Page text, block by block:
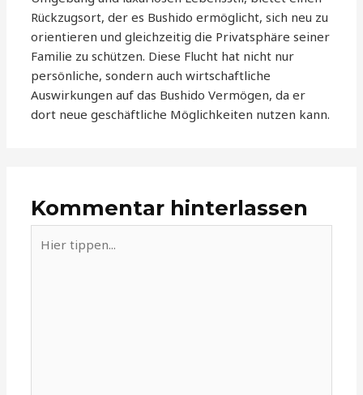
Rückzugsort, der es Bushido ermöglicht, sich neu zu
orientieren und gleichzeitig die Privatsphäre seiner
Familie zu schützen. Diese Flucht hat nicht nur
persönliche, sondern auch wirtschaftliche
Auswirkungen auf das Bushido Vermögen, da er
dort neue geschäftliche Möglichkeiten nutzen kann.
Kommentar hinterlassen
tippen...